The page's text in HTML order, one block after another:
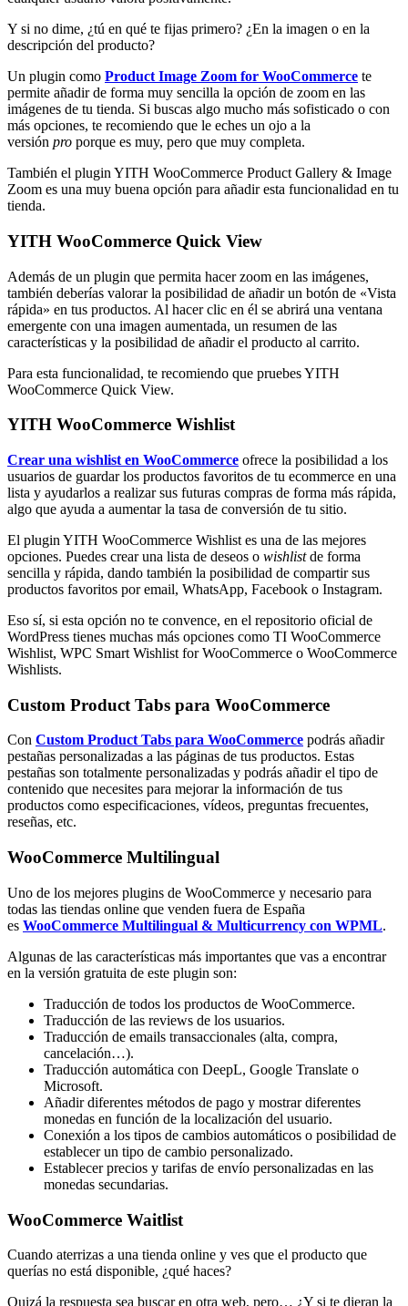
Y si no dime, ¿tú en qué te fijas primero? ¿En la imagen o en la
descripción del producto?
Un plugin como Product Image Zoom for WooCommerce te
permite añadir de forma muy sencilla la opción de zoom en las
imágenes de tu tienda. Si buscas algo mucho más sofisticado o con
más opciones, te recomiendo que le eches un ojo a la
versión pro porque es muy, pero que muy completa.
También el plugin YITH WooCommerce Product Gallery & Image
Zoom es una muy buena opción para añadir esta funcionalidad en tu
tienda.
YITH WooCommerce Quick View
Además de un plugin que permita hacer zoom en las imágenes,
también deberías valorar la posibilidad de añadir un botón de «Vista
rápida» en tus productos. Al hacer clic en él se abrirá una ventana
emergente con una imagen aumentada, un resumen de las
características y la posibilidad de añadir el producto al carrito.
Para esta funcionalidad, te recomiendo que pruebes YITH
WooCommerce Quick View.
YITH WooCommerce Wishlist
Crear una wishlist en WooCommerce ofrece la posibilidad a los
usuarios de guardar los productos favoritos de tu ecommerce en una
lista y ayudarlos a realizar sus futuras compras de forma más rápida,
algo que ayuda a aumentar la tasa de conversión de tu sitio.
El plugin YITH WooCommerce Wishlist es una de las mejores
opciones. Puedes crear una lista de deseos o wishlistde forma
sencilla y rápida, dando también la posibilidad de compartir sus
productos favoritos por email, WhatsApp, Facebook o Instagram.
Eso sí, si esta opción no te convence, en el repositorio oficial de
WordPress tienes muchas más opciones como TI WooCommerce
Wishlist, WPC Smart Wishlist for WooCommerce o WooCommerce
Wishlists.
Custom Product Tabs para WooCommerce
Con Custom Product Tabs para WooCommerce podrás añadir
pestañas personalizadas a las páginas de tus productos. Estas
pestañas son totalmente personalizadas y podrás añadir el tipo de
contenido que necesites para mejorar la información de tus
productos como especificaciones, vídeos, preguntas frecuentes,
reseñas, etc.
WooCommerce Multilingual
Uno de los mejores plugins de WooCommerce y necesario para
todas las tiendas online que venden fuera de España
es WooCommerce Multilingual & Multicurrency con WPML.
Algunas de las características más importantes que vas a encontrar
en la versión gratuita de este plugin son:
Traducción de todos los productos de WooCommerce.
Traducción de las reviews de los usuarios.
Traducción de emails transaccionales (alta, compra,
cancelación…).
Traducción automática con DeepL, Google Translate o
Microsoft.
Añadir diferentes métodos de pago y mostrar diferentes
monedas en función de la localización del usuario.
Conexión a los tipos de cambios automáticos o posibilidad de
establecer un tipo de cambio personalizado.
Establecer precios y tarifas de envío personalizadas en las
monedas secundarias.
WooCommerce Waitlist
Cuando aterrizas a una tienda online y ves que el producto que
querías no está disponible, ¿qué haces?
Quizá la respuesta sea buscar en otra web, pero… ¿Y si te dieran la